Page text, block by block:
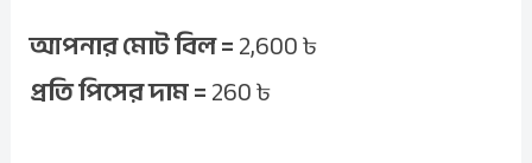
আপনার মোট বিল =2,600৳
প্রতি পিসের দাম =260৳